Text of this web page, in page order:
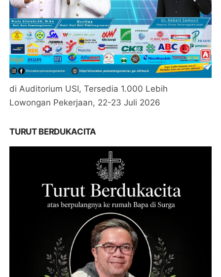
di Auditorium USI, Tersedia 1.000 Lebih
Lowongan Pekerjaan, 22-23 Juli 2026
TURUT BERDUKACITA